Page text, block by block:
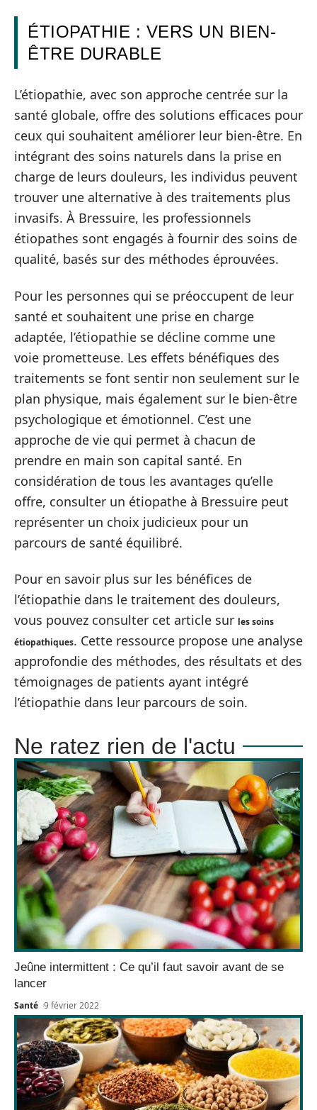
ÉTIOPATHIE : VERS UN BIEN-
ÊTRE DURABLE
L’étiopathie, avec son approche centrée sur la
santé globale, offre des solutions efficaces pour
ceux qui souhaitent améliorer leur bien-être. En
intégrant des soins naturels dans la prise en
charge de leurs douleurs, les individus peuvent
trouver une alternative à des traitements plus
invasifs. À Bressuire, les professionnels
étiopathes sont engagés à fournir des soins de
qualité, basés sur des méthodes éprouvées.
Pour les personnes qui se préoccupent de leur
santé et souhaitent une prise en charge
adaptée, l’étiopathie se décline comme une
voie prometteuse. Les effets bénéfiques des
traitements se font sentir non seulement sur le
plan physique, mais également sur le bien-être
psychologique et émotionnel. C’est une
approche de vie qui permet à chacun de
prendre en main son capital santé. En
considération de tous les avantages qu’elle
offre, consulter un étiopathe à Bressuire peut
représenter un choix judicieux pour un
parcours de santé équilibré.
Pour en savoir plus sur les bénéfices de
l’étiopathie dans le traitement des douleurs,
vous pouvez consulter cet article sur les soins
étiopathiques. Cette ressource propose une analyse
approfondie des méthodes, des résultats et des
témoignages de patients ayant intégré
l’étiopathie dans leur parcours de soin.
Ne ratez rien de l'actu
Jeûne intermittent : Ce qu’il faut savoir avant de se
lancer
Santé 9 février 2022